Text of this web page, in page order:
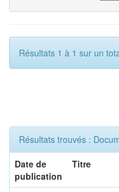
Résultats 1 à 1 sur un
Résultats trouvés :
Date de
publication
Titre